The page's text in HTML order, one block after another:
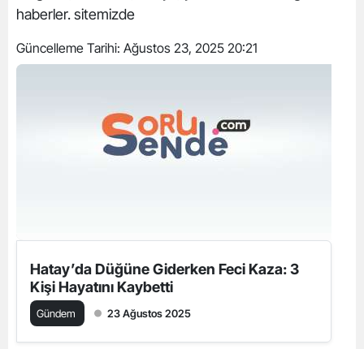
haberler. sitemizde
Güncelleme Tarihi: Ağustos 23, 2025 20:21
Hatay’da Düğüne Giderken Feci Kaza: 3
Kişi Hayatını Kaybetti
Gündem 23 Ağustos 2025